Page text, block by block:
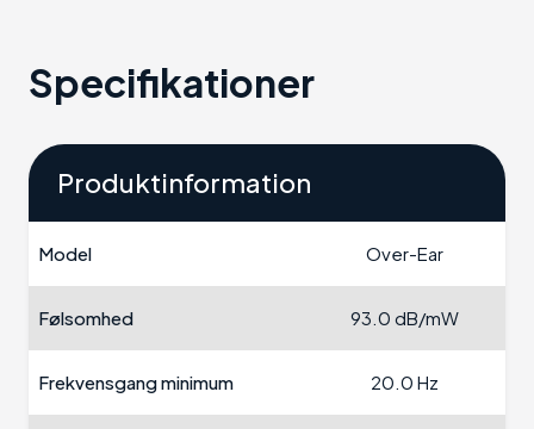
Specifikationer
Produktinformation
Model Over-Ear
Følsomhed 93.0 dB/mW
Frekvensgang minimum 20.0 Hz